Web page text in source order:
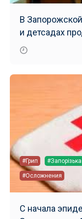
В Запорожской области карантин в школах
и
#Грип
#Осложнения
С начала